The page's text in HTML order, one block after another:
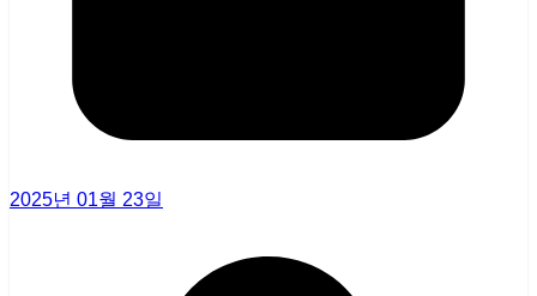
2025년 01월 23일